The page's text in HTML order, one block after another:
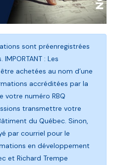
sont préenregistrées
: Les
achetées au nom d’une
accréditées par la
votre numéro RBQ
transmettre votre
du Québec. Sinon,
par courriel pour le
en développement
et Richard Trempe